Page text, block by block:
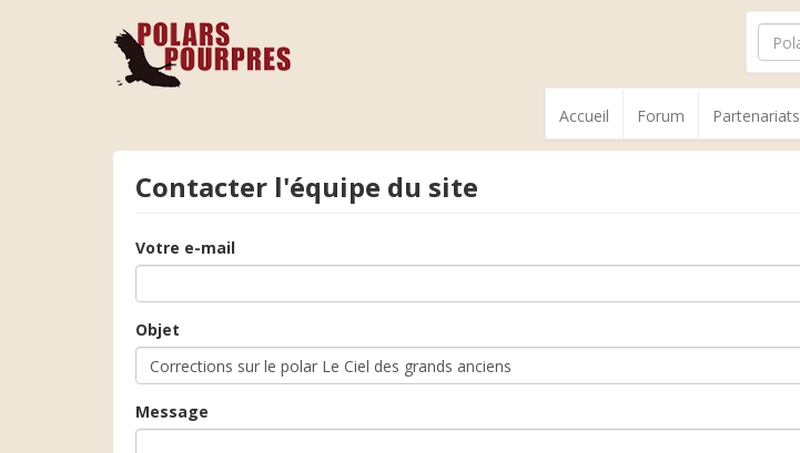
Accueil Forum Partenariats
Contacter l'équipe du site
Votre e-mail
Objet
Message